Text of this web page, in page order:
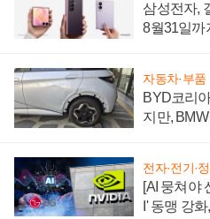
삼성전자,
8월31일까
자동차·부품
BYD코리
지만,
전자·전기·
[AI 뭉쳐야
I' 동맹 강